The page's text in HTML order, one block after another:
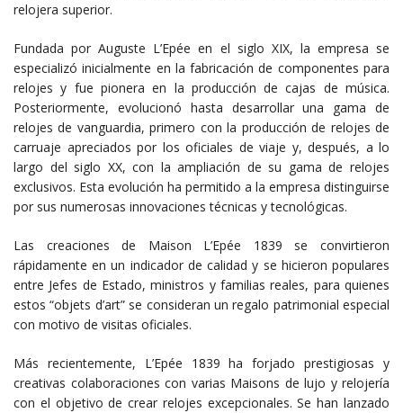
relojera superior.
Fundada por Auguste L’Epée en el siglo XIX, la empresa se
especializó inicialmente en la fabricación de componentes para
relojes y fue pionera en la producción de cajas de música.
Posteriormente, evolucionó hasta desarrollar una gama de
relojes de vanguardia, primero con la producción de relojes de
carruaje apreciados por los oficiales de viaje y, después, a lo
largo del siglo XX, con la ampliación de su gama de relojes
exclusivos. Esta evolución ha permitido a la empresa distinguirse
por sus numerosas innovaciones técnicas y tecnológicas.
Las creaciones de Maison L’Epée 1839 se convirtieron
rápidamente en un indicador de calidad y se hicieron populares
entre Jefes de Estado, ministros y familias reales, para quienes
estos “objets d’art” se consideran un regalo patrimonial especial
con motivo de visitas oficiales.
Más recientemente, L’Epée 1839 ha forjado prestigiosas y
creativas colaboraciones con varias Maisons de lujo y relojería
con el objetivo de crear relojes excepcionales. Se han lanzado